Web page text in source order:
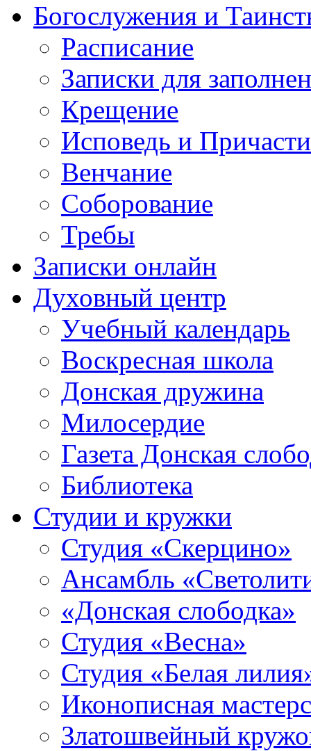
Богослужения и
Расписание
Записки для
Крещение
Исповедь и
Венчание
Соборование
Требы
Записки онлайн
Духовный центр
Учебный календарь
Воскресная школа
Донская дружина
Милосердие
Газета Донская
Библиотека
Студии и кружки
Студия «Скерцино»
Ансамбль
«Донская слободка»
Студия «Весна»
Студия «Белая
Иконописная
Златошвейный